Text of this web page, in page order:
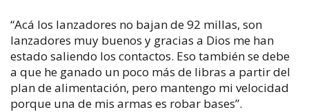
“Acá los lanzadores no bajan de 92 millas, son
lanzadores muy buenos y gracias a Dios me han
estado saliendo los contactos. Eso también se debe
a que he ganado un poco más de libras a partir del
plan de alimentación, pero mantengo mi velocidad
porque una de mis armas es robar bases”.